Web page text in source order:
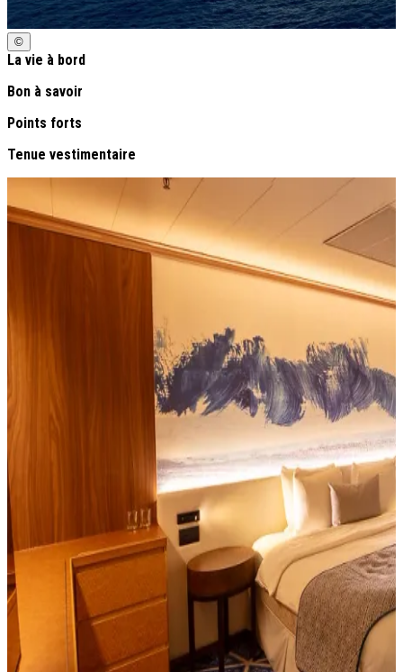
©
La vie à bord
Bon à savoir
Points forts
Tenue vestimentaire